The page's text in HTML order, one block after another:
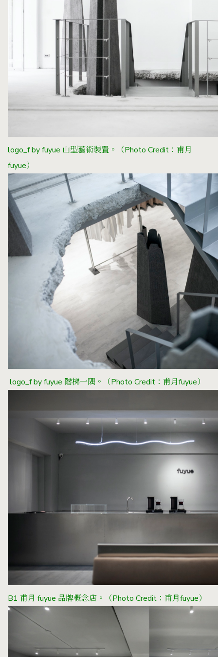
logo_f by fuyue 山型藝術裝置。
（Photo Credit：甫月
fuyue）
logo_f by fuyue 階梯一隅。 （Photo Credit：甫月fuyue）
B1 甫月 fuyue 品牌概念店。（Photo Credit：甫月fuyue）